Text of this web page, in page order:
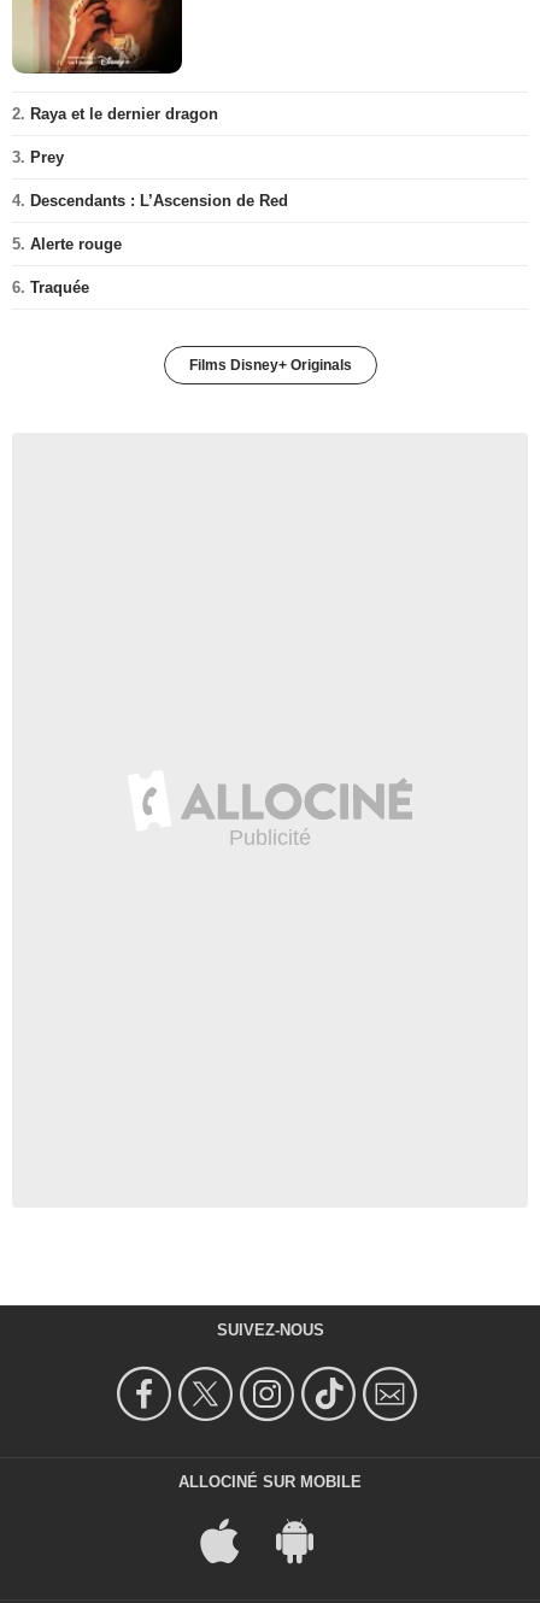
2. Raya et le dernier dragon
3. Prey
4. Descendants : L’Ascension de Red
5. Alerte rouge
6. Traquée
Films Disney+ Originals
SUIVEZ-NOUS
ALLOCINÉ SUR MOBILE